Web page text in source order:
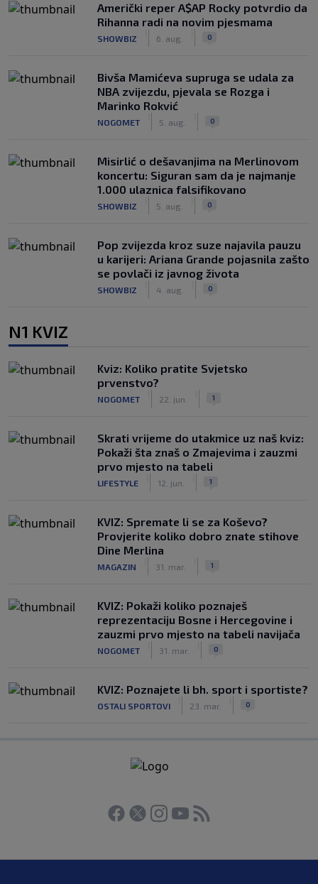
Američki reper A$AP Rocky potvrdio da
Rihanna radi na novim pjesmama
SHOWBIZ 6. aug. 0
Bivša Mamićeva supruga se udala za
NBA zvijezdu, pjevala se Rozga i
Marinko Rokvić
NOGOMET 5. aug. 0
Misirlić o dešavanjima na Merlinovom
koncertu: Siguran sam da je najmanje
1.000 ulaznica falsifikovano
SHOWBIZ 5. aug. 0
Pop zvijezda kroz suze najavila pauzu
u karijeri: Ariana Grande pojasnila zašto
se povlači iz javnog života
SHOWBIZ 4. aug. 0
N1 KVIZ
Kviz: Koliko pratite Svjetsko
prvenstvo?
NOGOMET 22. jun. 1
Skrati vrijeme do utakmice uz naš kviz:
Pokaži šta znaš o Zmajevima i zauzmi
prvo mjesto na tabeli
LIFESTYLE 12. jun. 1
KVIZ: Spremate li se za Koševo?
Provjerite koliko dobro znate stihove
Dine Merlina
MAGAZIN 31. mar. 1
KVIZ: Pokaži koliko poznaješ
reprezentaciju Bosne i Hercegovine i
zauzmi prvo mjesto na tabeli navijača
NOGOMET 31. mar. 0
KVIZ: Poznajete li bh. sport i sportiste?
OSTALI SPORTOVI 23. mar. 0